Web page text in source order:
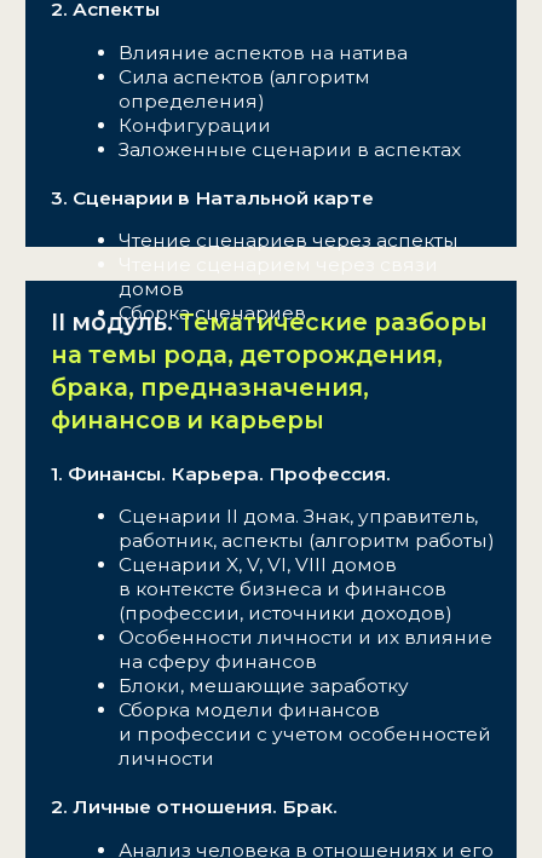
ТАРИФЫ
4 модуля
8 вебинаров с Натальей
Чекутовой
1 вебинар с куратором
Проверка заданий —
до 15 сентября 2026 года
Чат с куратором — до 31 августа
2026 года
месяцев с даты старта курса
РАСШИРЕННЫЙ
Тесты для самопроверки
Доступ к материалам — 6
месяцев с даты старта курса
БАЗОВЫЙ